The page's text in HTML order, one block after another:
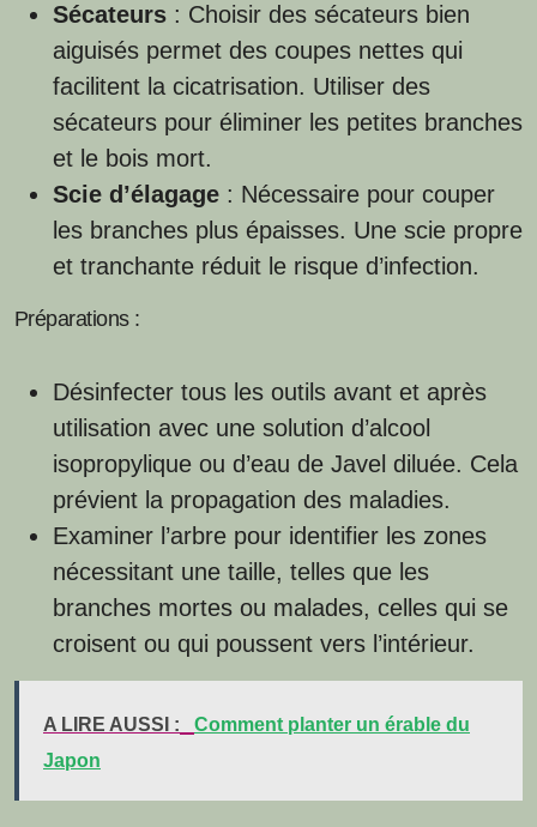
Sécateurs : Choisir des sécateurs bien
aiguisés permet des coupes nettes qui
facilitent la cicatrisation. Utiliser des
sécateurs pour éliminer les petites branches
et le bois mort.
Scie d’élagage : Nécessaire pour couper
les branches plus épaisses. Une scie propre
et tranchante réduit le risque d’infection.
Préparations :
Désinfecter tous les outils avant et après
utilisation avec une solution d’alcool
isopropylique ou d’eau de Javel diluée. Cela
prévient la propagation des maladies.
Examiner l’arbre pour identifier les zones
nécessitant une taille, telles que les
branches mortes ou malades, celles qui se
croisent ou qui poussent vers l’intérieur.
A LIRE AUSSI :
Comment planter un érable du
Japon